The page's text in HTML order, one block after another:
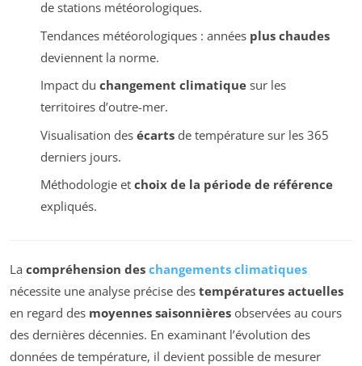
de stations météorologiques.
Tendances météorologiques : années plus chaudes
deviennent la norme.
Impact du changement climatiquesur les
territoires d’outre-mer.
Visualisation des écartsde température sur les 365
derniers jours.
Méthodologie et choix de la période de référence
expliqués.
La compréhension des changements climatiques
nécessite une analyse précise des températures actuelles
en regard des moyennes saisonnières observées au cours
des dernières décennies. En examinant l’évolution des
données de température, il devient possible de mesurer